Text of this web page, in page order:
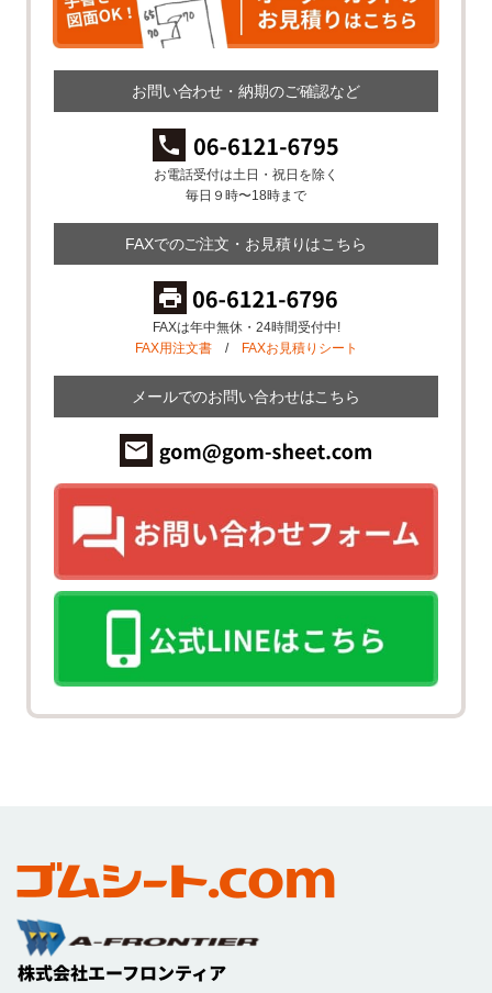
お問い合わせ・納期のご確認など
お電話受付は土日・祝日を除く
毎日９時〜18時まで
FAXでのご注文・お見積りはこちら
FAXは年中無休・24時間受付中!
FAX用注文書/ FAXお見積りシート
メールでのお問い合わせはこちら